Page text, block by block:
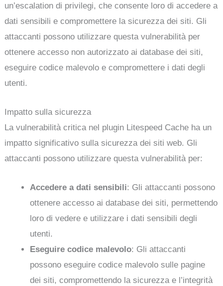
un’escalation di privilegi, che consente loro di accedere a
dati sensibili e compromettere la sicurezza dei siti. Gli
attaccanti possono utilizzare questa vulnerabilità per
ottenere accesso non autorizzato ai database dei siti,
eseguire codice malevolo e compromettere i dati degli
utenti.
Impatto sulla sicurezza
La vulnerabilità critica nel plugin Litespeed Cache ha un
impatto significativo sulla sicurezza dei siti web. Gli
attaccanti possono utilizzare questa vulnerabilità per:
Accedere a dati sensibili: Gli attaccanti possono
ottenere accesso ai database dei siti, permettendo
loro di vedere e utilizzare i dati sensibili degli
utenti.
Eseguire codice malevolo: Gli attaccanti
possono eseguire codice malevolo sulle pagine
dei siti, compromettendo la sicurezza e l’integrità